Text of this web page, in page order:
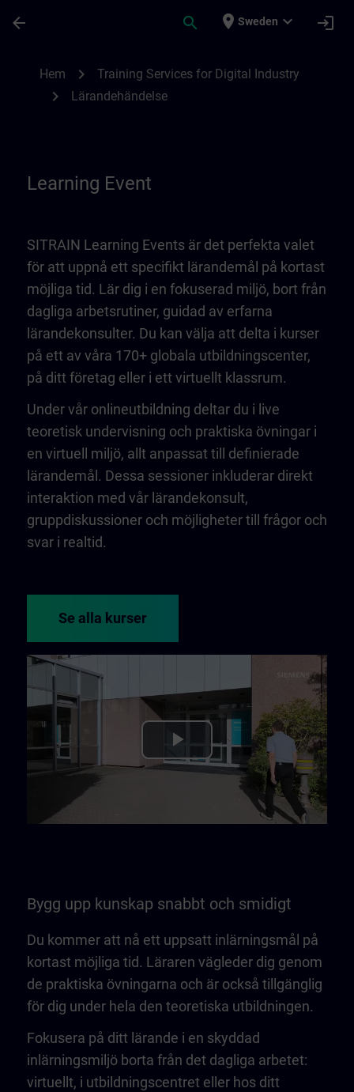
arrow_back search place Sweden expand_more login
Hem chevron_right Training Services for Digital Industry
chevron_right Lärandehändelse
Learning Event
SITRAIN Learning Events är det perfekta valet
för att uppnå ett specifikt lärandemål på kortast
möjliga tid. Lär dig i en fokuserad miljö, bort från
dagliga arbetsrutiner, guidad av erfarna
lärandekonsulter. Du kan välja att delta i kurser
på ett av våra 170+ globala utbildningscenter,
på ditt företag eller i ett virtuellt klassrum.
Under vår onlineutbildning deltar du i live
teoretisk undervisning och praktiska övningar i
en virtuell miljö, allt anpassat till definierade
lärandemål. Dessa sessioner inkluderar direkt
interaktion med vår lärandekonsult,
gruppdiskussioner och möjligheter till frågor och
svar i realtid.
Se alla kurser
Play
Bygg upp kunskap snabbt och smidigt
Du kommer att nå ett uppsatt inlärningsmål på
kortast möjliga tid. Läraren vägleder dig genom
de praktiska övningarna och är också tillgänglig
för dig under hela den teoretiska utbildningen.
Fokusera på ditt lärande i en skyddad
inlärningsmiljö borta från det dagliga arbetet:
virtuellt, i utbildningscentret eller hos ditt